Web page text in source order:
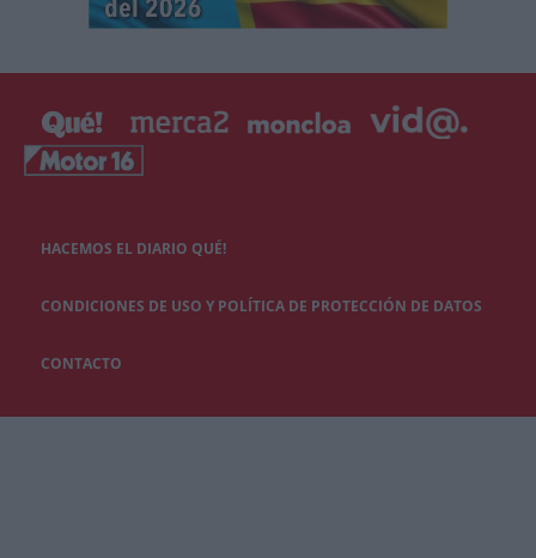
HACEMOS EL DIARIO QUÉ!
CONDICIONES DE USO Y POLÍTICA DE PROTECCIÓN DE DATOS
CONTACTO